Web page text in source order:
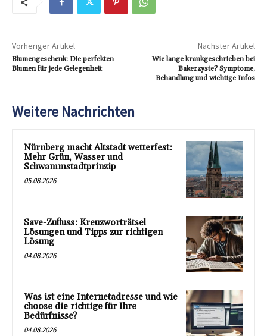
Vorheriger Artikel
Blumengeschenk: Die perfekten
Blumen für jede Gelegenheit
Nächster Artikel
Wie lange krankgeschrieben bei
Bakerzyste? Symptome,
Behandlung und wichtige Infos
Weitere Nachrichten
Nürnberg macht Altstadt wetterfest:
Mehr Grün, Wasser und
Schwammstadtprinzip
05.08.2026
Save-Zufluss: Kreuzworträtsel
Lösungen und Tipps zur richtigen
Lösung
04.08.2026
Was ist eine Internetadresse und wie
choose die richtige für Ihre
Bedürfnisse?
04.08.2026